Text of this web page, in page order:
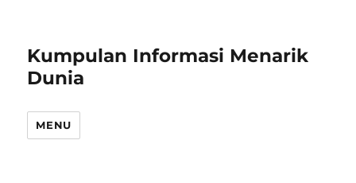
Kumpulan Informasi Menarik
Dunia
MENU